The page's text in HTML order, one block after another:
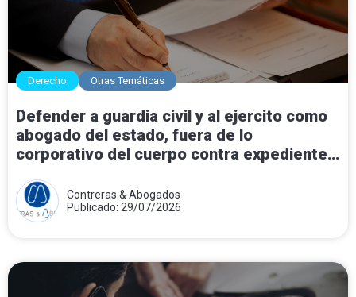
Derecho Otras Temáticas
Defender a guardia civil y al ejercito como
abogado del estado, fuera de lo
corporativo del cuerpo contra expedientes
Contreras & Abogados
Publicado: 29/07/2026